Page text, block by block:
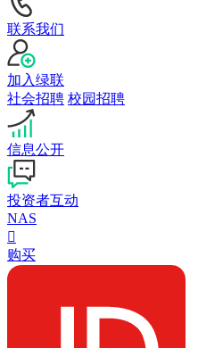
联系我们
加入绿联
社会招聘 校园招聘
信息公开
投资者互动
NAS

购买